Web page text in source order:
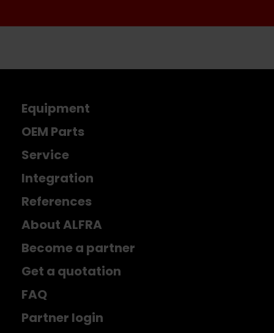
Equipment
OEM Parts
Service
Integration
References
About ALFRA
Become a partner
Get a quotation
FAQ
Partner login